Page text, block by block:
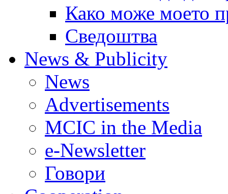
Како може моето
Сведоштва
News & Publicity
News
Advertisements
MCIC in the Media
e-Newsletter
Говори